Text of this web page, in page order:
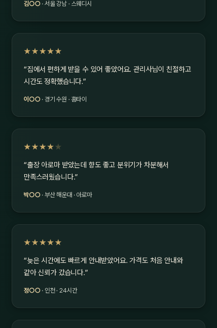
김○○ · 서울 강남 · 스웨디시
★★★★★
“집에서 편하게 받을 수 있어 좋았어요. 관리사님이 친절하고
시간도 정확했습니다.”
이○○ · 경기 수원 · 홈타이
★★★★ ★
“출장 아로마 받았는데 향도 좋고 분위기가 차분해서
만족스러웠습니다.”
박○○ · 부산 해운대 · 아로마
★★★★★
“늦은 시간에도 빠르게 안내받았어요. 가격도 처음 안내와
같아 신뢰가 갔습니다.”
정○○ · 인천 · 24시간